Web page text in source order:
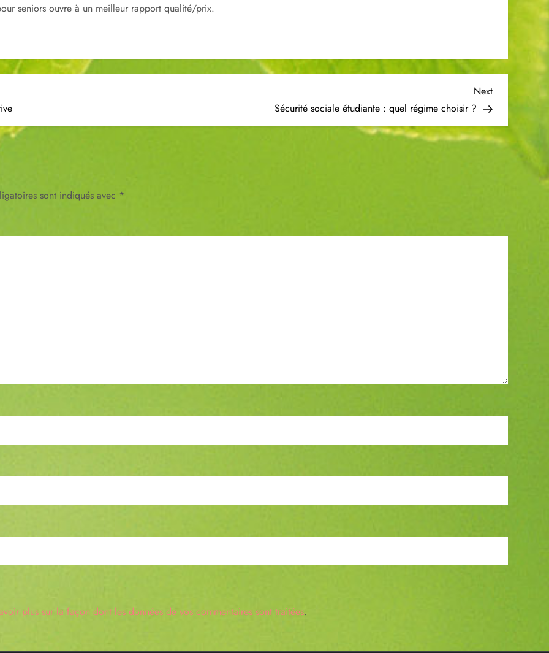
seniors ouvre à un meilleur rapport qualité/prix.
Next
Post
Next
Sécurité sociale étudiante : quel régime choisir ?
sont indiqués avec *
plus sur la façon dont les données de vos commentaires sont traitées.